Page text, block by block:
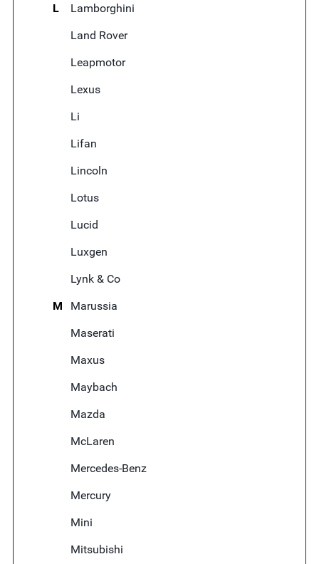
L
Lamborghini
Land Rover
Leapmotor
Lexus
Li
Lifan
Lincoln
Lotus
Lucid
Luxgen
Lynk & Co
M
Marussia
Maserati
Maxus
Maybach
Mazda
McLaren
Mercedes-Benz
Mercury
Mini
Mitsubishi